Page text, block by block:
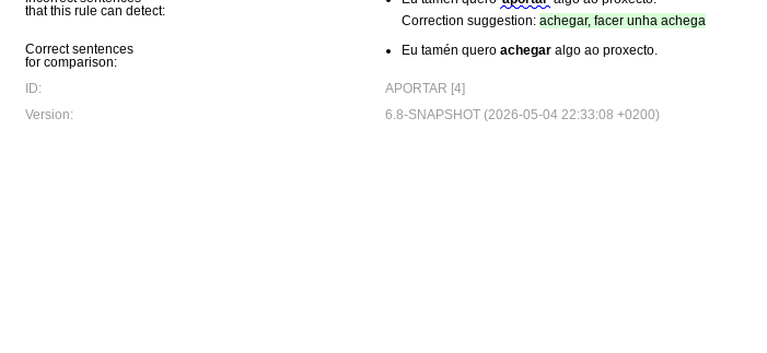
that this rule can detect:
Correction suggestion: achegar, facer unha achega
Correct sentences
for comparison:
Eu tamén quero achegar algo ao proxecto.
ID:
APORTAR [4]
Version:
6.8-SNAPSHOT (2026-05-04 22:33:08 +0200)